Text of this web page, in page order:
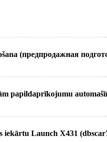
(предпродажная
papildaprīkojumu
iekārtu Launch X431